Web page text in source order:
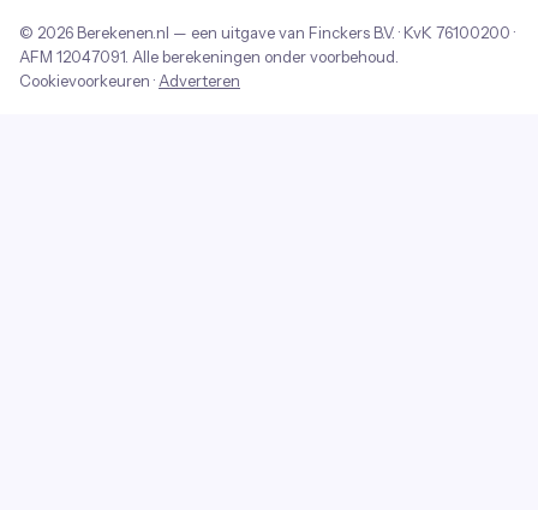
© 2026 Berekenen.nl — een uitgave van Finckers B.V. · KvK 76100200 ·
AFM 12047091 . Alle berekeningen onder voorbehoud.
Cookievoorkeuren · Adverteren